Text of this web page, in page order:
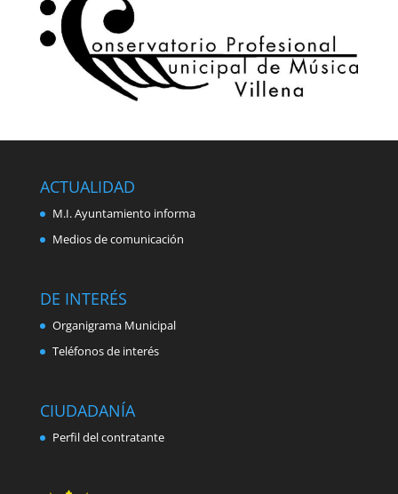
ACTUALIDAD
M.I. Ayuntamiento informa
Medios de comunicación
DE INTERÉS
Organigrama Municipal
Teléfonos de interés
CIUDADANÍA
Perfil del contratante